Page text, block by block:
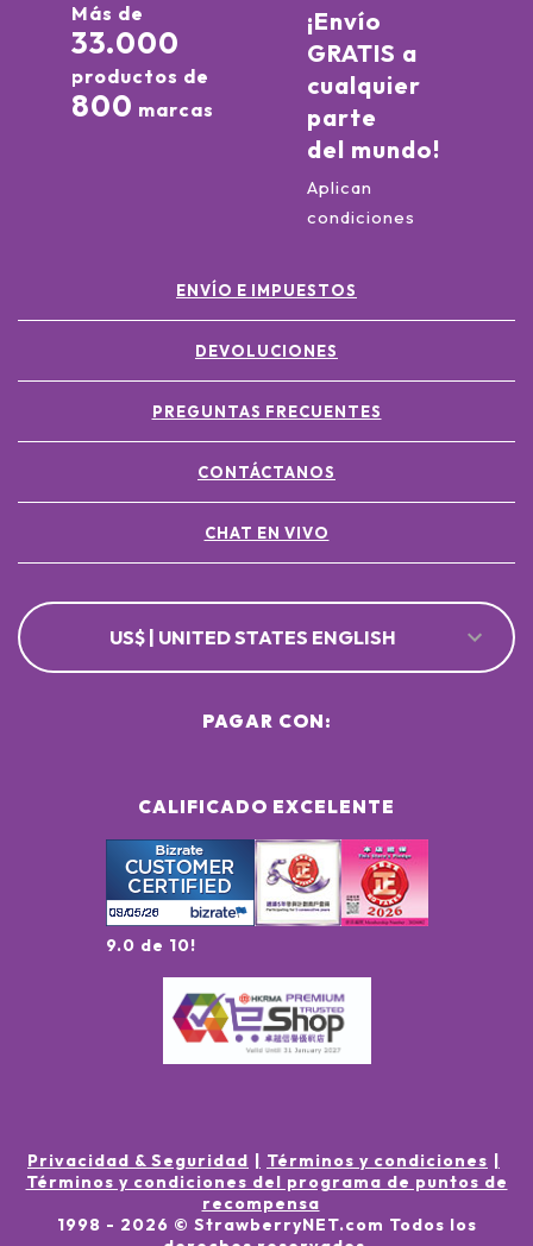
Más de
33.000
productos de
800 marcas
¡Envío
GRATIS a
cualquier
parte
del mundo!
Aplican
condiciones
ENVÍO E IMPUESTOS
DEVOLUCIONES
PREGUNTAS FRECUENTES
CONTÁCTANOS
CHAT EN VIVO
US$ | UNITED STATES ENGLISH
CALIFICADO EXCELENTE
9.0 de 10!
PAGAR CON:
Privacidad & Seguridad
Términos y condiciones
Términos y condiciones del programa de puntos de
recompensa
1998 - 2026 © StrawberryNET.com Todos los